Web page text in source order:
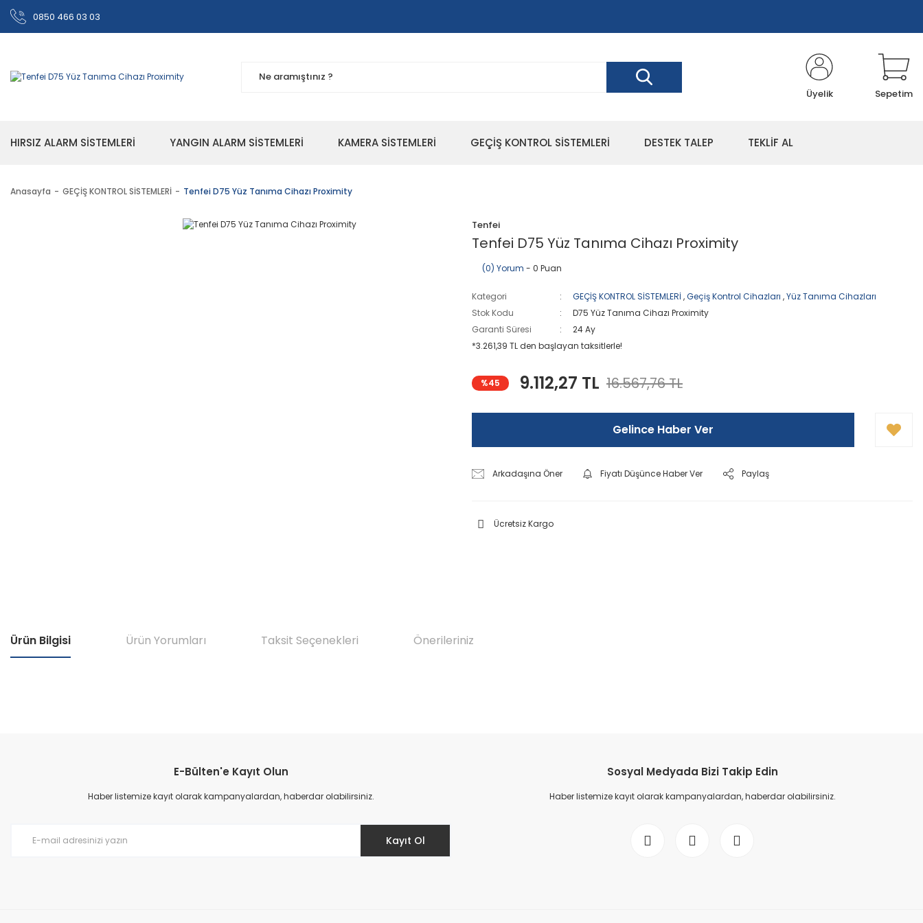
0850 466 03 03
Üyelik Sepetim
HIRSIZ ALARM SİSTEMLERİ YANGIN ALARM SİSTEMLERİ KAMERA SİSTEMLERİ GEÇİŞ KONTROL SİSTEMLERİ DESTEK TALEP TEKLİF AL
Anasayfa GEÇİŞ KONTROL SİSTEMLERİ Tenfei D75 Yüz Tanıma Cihazı Proximity
Tenfei
Tenfei D75 Yüz Tanıma Cihazı Proximity
(0) Yorum - 0 Puan
Kategori GEÇİŞ KONTROL SİSTEMLERİ ,Geçiş Kontrol Cihazları ,Yüz Tanıma Cihazları
Stok Kodu
D75 Yüz Tanıma Cihazı Proximity
Garanti Süresi
24 Ay
*3.261,39 TL den başlayan taksitlerle!
%45 9.112,27 TL 16.567,76 TL
Gelince Haber Ver
Arkadaşına Öner Fiyatı Düşünce Haber Ver Paylaş
Ücretsiz Kargo
Ürün Bilgisi Ürün Yorumları Taksit Seçenekleri Önerileriniz
Ürün resmi kalitesiz, bozuk veya görüntülenemiyor.
Ürün açıklamasında eksik bilgiler bulunuyor.
E-Bülten'e Kayıt Olun
Haber listemize kayıt olarak kampanyalardan, haberdar olabilirsiniz.
Kayıt Ol
Sosyal Medyada Bizi Takip Edin
Haber listemize kayıt olarak kampanyalardan, haberdar olabilirsiniz.